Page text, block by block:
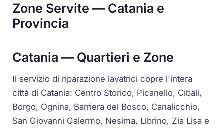
Zone Servite — Catania e
Provincia
Catania — Quartieri e Zone
Il servizio di riparazione lavatrici copre l'intera
città di Catania: Centro Storico, Picanello, Cibali,
Borgo, Ognina, Barriera del Bosco, Canalicchio,
San Giovanni Galermo, Nesima, Librino, Zia Lisa e